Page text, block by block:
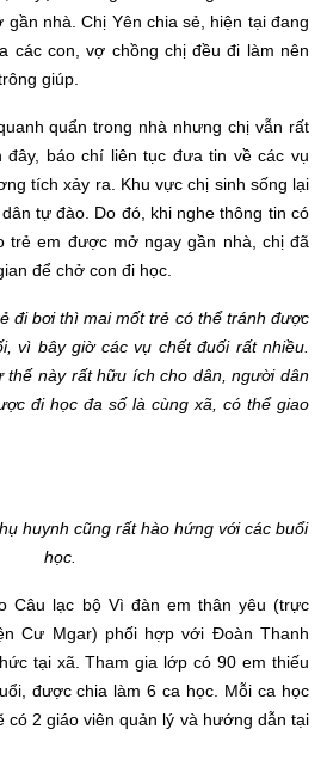
nhà. Chị Yên chia sẻ, hiện tại đang
các con, vợ chồng chị đều đi làm nên
giúp.
quẩn trong nhà nhưng chị vẫn rất
báo chí liên tục đưa tin về các vụ
tích xảy ra. Khu vực chị sinh sống lại
tự đào. Do đó, khi nghe thông tin có
trẻ em được mở ngay gần nhà, chị đã
để chở con đi học.
đi bơi thì mai mốt trẻ có thể tránh được
vì bây giờ các vụ chết đuối rất nhiều.
thế này rất hữu ích cho dân, người dân
đi học đa số là cùng xã, có thể giao
huynh cũng rất hào hứng với các buổi
học.
Câu lạc bộ Vì đàn em thân yêu (trực
Cư Mgar) phối hợp với Đoàn Thanh
tại xã. Tham gia lớp có 90 em thiếu
được chia làm 6 ca học. Mỗi ca học
có 2 giáo viên quản lý và hướng dẫn tại